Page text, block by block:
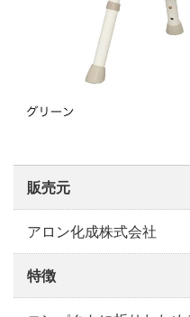
販売元
アロン化成株式会社
特徴